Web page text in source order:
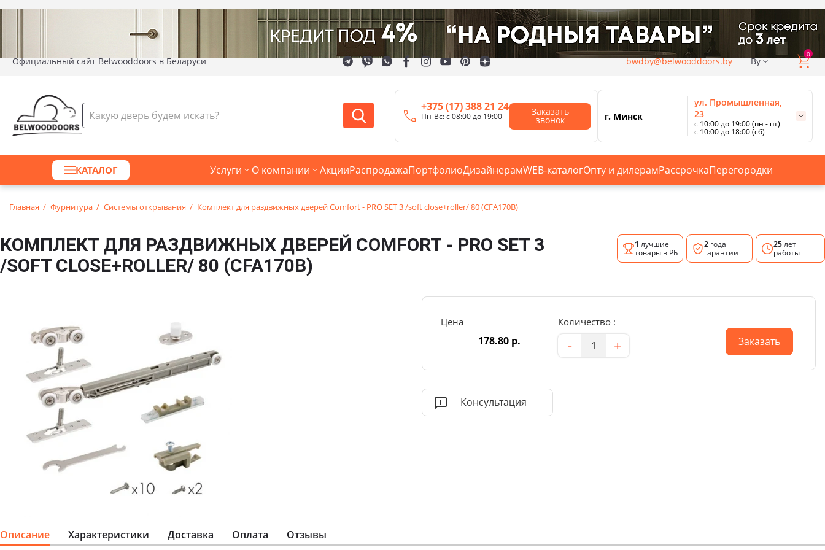
Официальный сайт Belwooddoors в Беларуси bwdby@belwooddoors.by By
0
+375 (17) 388 21 24
Пн-Вс: с 08:00 до 19:00 Заказать
звонок г. Минск
ул. Промышленная,
23
с 10:00 до 19:00 (пн - пт)
с 10:00 до 18:00 (сб)
с 10:00 до 18:00 (вс).
Смотреть все магазины
КАТАЛОГ Услуги О компании АкцииРаспродажаПортфолиоДизайнерамWEB-каталогОпту и дилерамРассрочкаПерегородки
Главная Фурнитура Системы открывания Комплект для раздвижных дверей Comfort - PRO SET 3 /soft close+roller/ 80 (CFA170B)
КОМПЛЕКТ ДЛЯ РАЗДВИЖНЫХ ДВЕРЕЙ COMFORT - PRO SET 3
/SOFT CLOSE+ROLLER/ 80 (CFA170B)
1 лучшие
товары в РБ
2 года
гарантии
25лет
работы
Цена
178.80 р.
Количество :
Количество
- + Заказать
Консультация
Описание Характеристики Доставка Оплата Отзывы